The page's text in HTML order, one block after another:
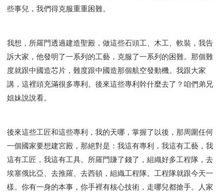
些事兒，我們得克服重重困難。
我想，所羅門透過建造聖殿，做這些石頭工、木工、軟裝，我告
訴大家，他發明了一系列的工藝，克服了一系列的困難。那個難
度就跟中國造芯片，難度跟中國造那個航空發動機。我跟大家
講，這裡頭充滿很多專利。後來這些專利幹什麼去了？咱們弟兄
姐妹說說看。
後來這些工匠和這些專利，我的天哪，掌握了以後，那周圍任何
一個國家要想建宮殿，那絕對是：我這有專利，我這有工藝，我
這有工匠，我這有工具。所羅門賺了錢了，組織好多工程隊，去
埃塞俄比亞、去推羅、去西頓，組織工程隊。工程隊就跟今天一
樣。你有一身的本事，你手裡有核心技術，走哪兒都搶手。人家